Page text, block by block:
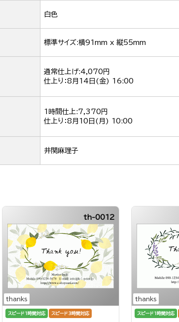
白色
標準サイズ:横91mm x 縦55mm
通常仕上げ:4,070円
仕上り：8月14日(金) 16:00
1時間仕上:7,370円
仕上り：8月10日(月) 10:00
井関麻理子
thanks
th-0012
スピード1時間対応 スピード3時間対応
thanks
スピード1時間対応